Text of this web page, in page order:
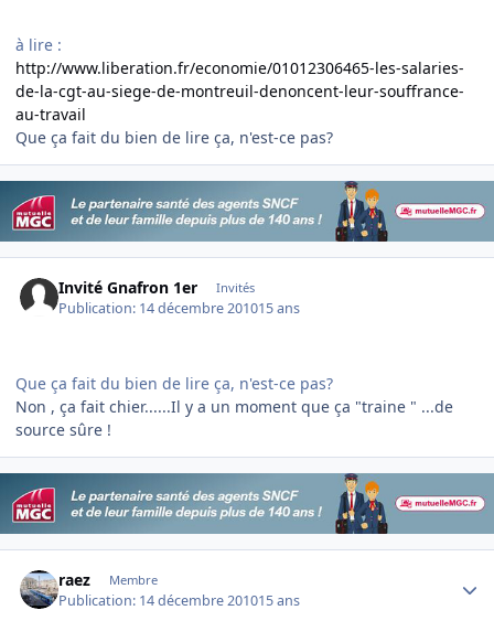
à lire :
http://www.liberation.fr/economie/01012306465-les-salaries-
de-la-cgt-au-siege-de-montreuil-denoncent-leur-souffrance-
au-travail
Que ça fait du bien de lire ça, n'est-ce pas?
Invité Gnafron 1er Invités
Publication: 14 décembre 201015 ans
Que ça fait du bien de lire ça, n'est-ce pas?
Non , ça fait chier......Il y a un moment que ça "traine " ...de
source sûre !
raez Membre
Publication: 14 décembre 201015 ans